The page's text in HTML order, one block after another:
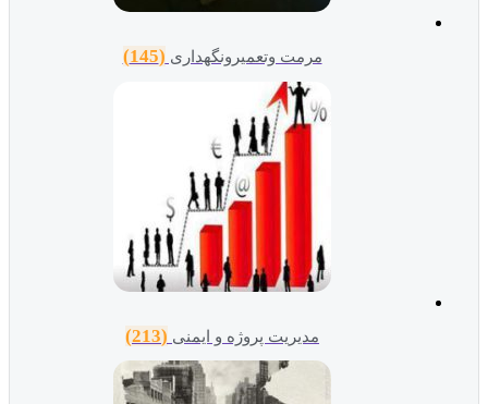
مرمت وتعمیرونگهداری (145)
مدیریت پروژه و ایمنی (213)